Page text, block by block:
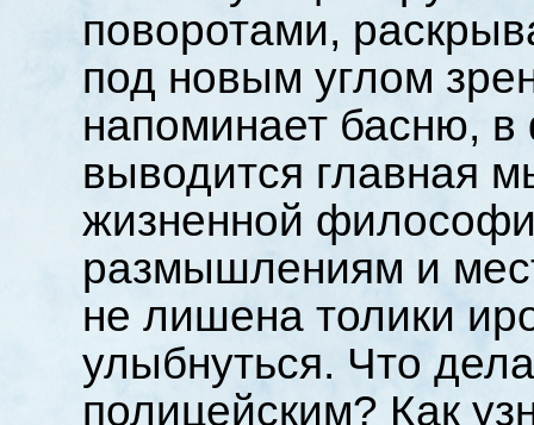
поворотами,
под новым углом
напоминает басню, в
выводится главная
жизненной
размышлениям и
не лишена толики
улыбнуться. Что
полицейским? Как